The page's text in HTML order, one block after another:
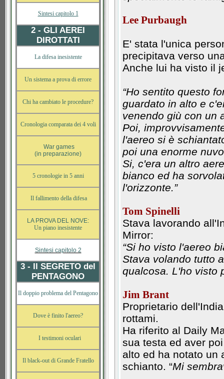
Sintesi capitolo 1
2 - GLI AEREI
DIROTTATI
La difesa inesistente
Un sistema a prova di errore
Chi ha cambiato le procedure?
Cronologia comparata dei 4 voli
War games
(in preparazione)
5 cronologie in 5 anni
Il fallimento della difesa
LA PROVA DEL NOVE:
Un piano inesistente
Sintesi capitolo 2
3 - Il SEGRETO del
PENTAGONO
Il doppio problema del Pentagono
Dove è finito l'aereo?
I testimoni oculari
Il black-out di Grande Fratello
Lee Purbaugh
E' stata l'unica
precipitava verso
Anche lui ha visto il
“Ho sentito questo
guardato in alto e
venendo giù con un
Poi,
l'aereo si è
poi una enorme
Si, c'era un altro
bianco ed ha
l'orizzonte.”
Tom Spinelli
Stava lavorando
Mirror:
“Si ho visto l'aereo
Stava volando tutto
qualcosa. L'ho visto
Jim Brant
Proprietario
rottami.
Ha riferito al Daily
sua testa ed aver
alto ed ha notato un
schianto. “Mi